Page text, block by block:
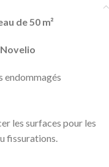
de 50 m²
endommagés
les surfaces pour les
fissurations.